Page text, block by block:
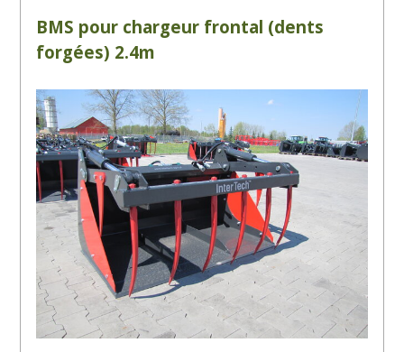
BMS pour chargeur frontal (dents
forgées) 2.4m